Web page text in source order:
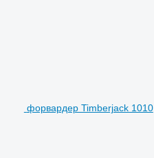
форвардер Timberjack 1010